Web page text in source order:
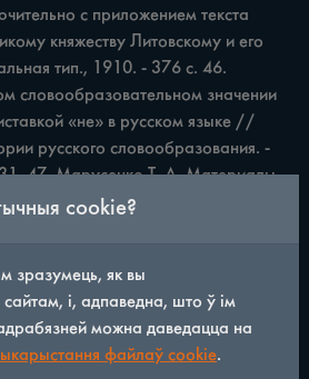
с приложением текста
княжеству Литовскому и его
тип., 1910. - 376 с. 46.
значении
«не» в русском языке //
русского словообразования. -
47. Марусенко Т. А. Материалы
апеллятивов: Названия рельефов //
// Беларуская мова i
ва БДУ. - Выл. 3. - 1975. - С. 161-
134-272; Вып. 5. - 1977. - С. 98-181;
235; Вып. 7. - 1980. С. 138-175;
cookie?
зразумець, як вы
і, адпаведна, што ў ім
можна даведацца на
файлаў cookie.